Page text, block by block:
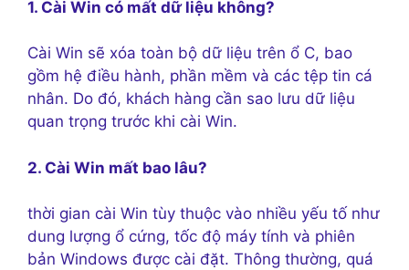
1. Cài Win có mất dữ liệu không?
Cài Win sẽ xóa toàn bộ dữ liệu trên ổ C, bao
gồm hệ điều hành, phần mềm và các tệp tin cá
nhân. Do đó, khách hàng cần sao lưu dữ liệu
quan trọng trước khi cài Win.
2. Cài Win mất bao lâu?
thời gian cài Win tùy thuộc vào nhiều yếu tố như
dung lượng ổ cứng, tốc độ máy tính và phiên
bản Windows được cài đặt. Thông thường, quá